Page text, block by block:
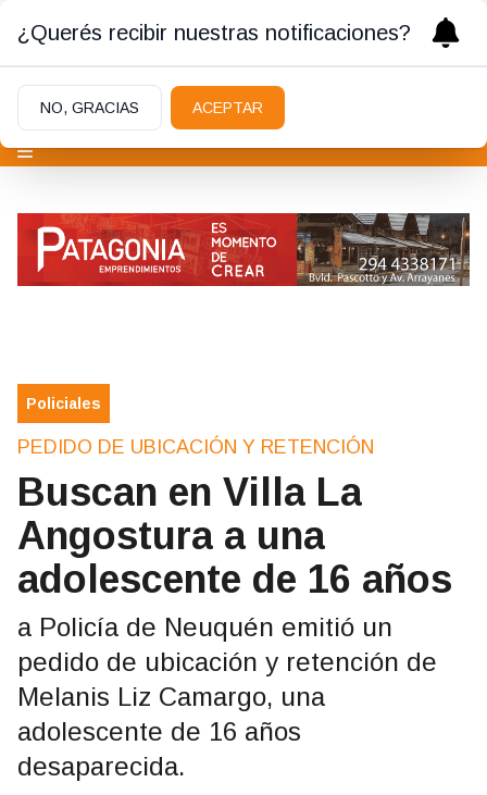
Policiales
PEDIDO DE UBICACIÓN Y RETENCIÓN
Buscan en Villa La
Angostura a una
adolescente de 16 años
a Policía de Neuquén emitió un
pedido de ubicación y retención de
Melanis Liz Camargo, una
adolescente de 16 años
desaparecida.
¿Querés recibir nuestras notificaciones?
NO, GRACIAS ACEPTAR